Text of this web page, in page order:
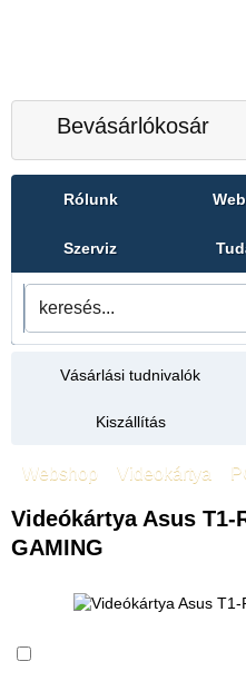
Bevásárlókosár
Rólunk
Szerviz
Vásárlási tudnivalók
Kiszállítás
Webshop Videokártya
Videókártya Asus T1-
GAMING